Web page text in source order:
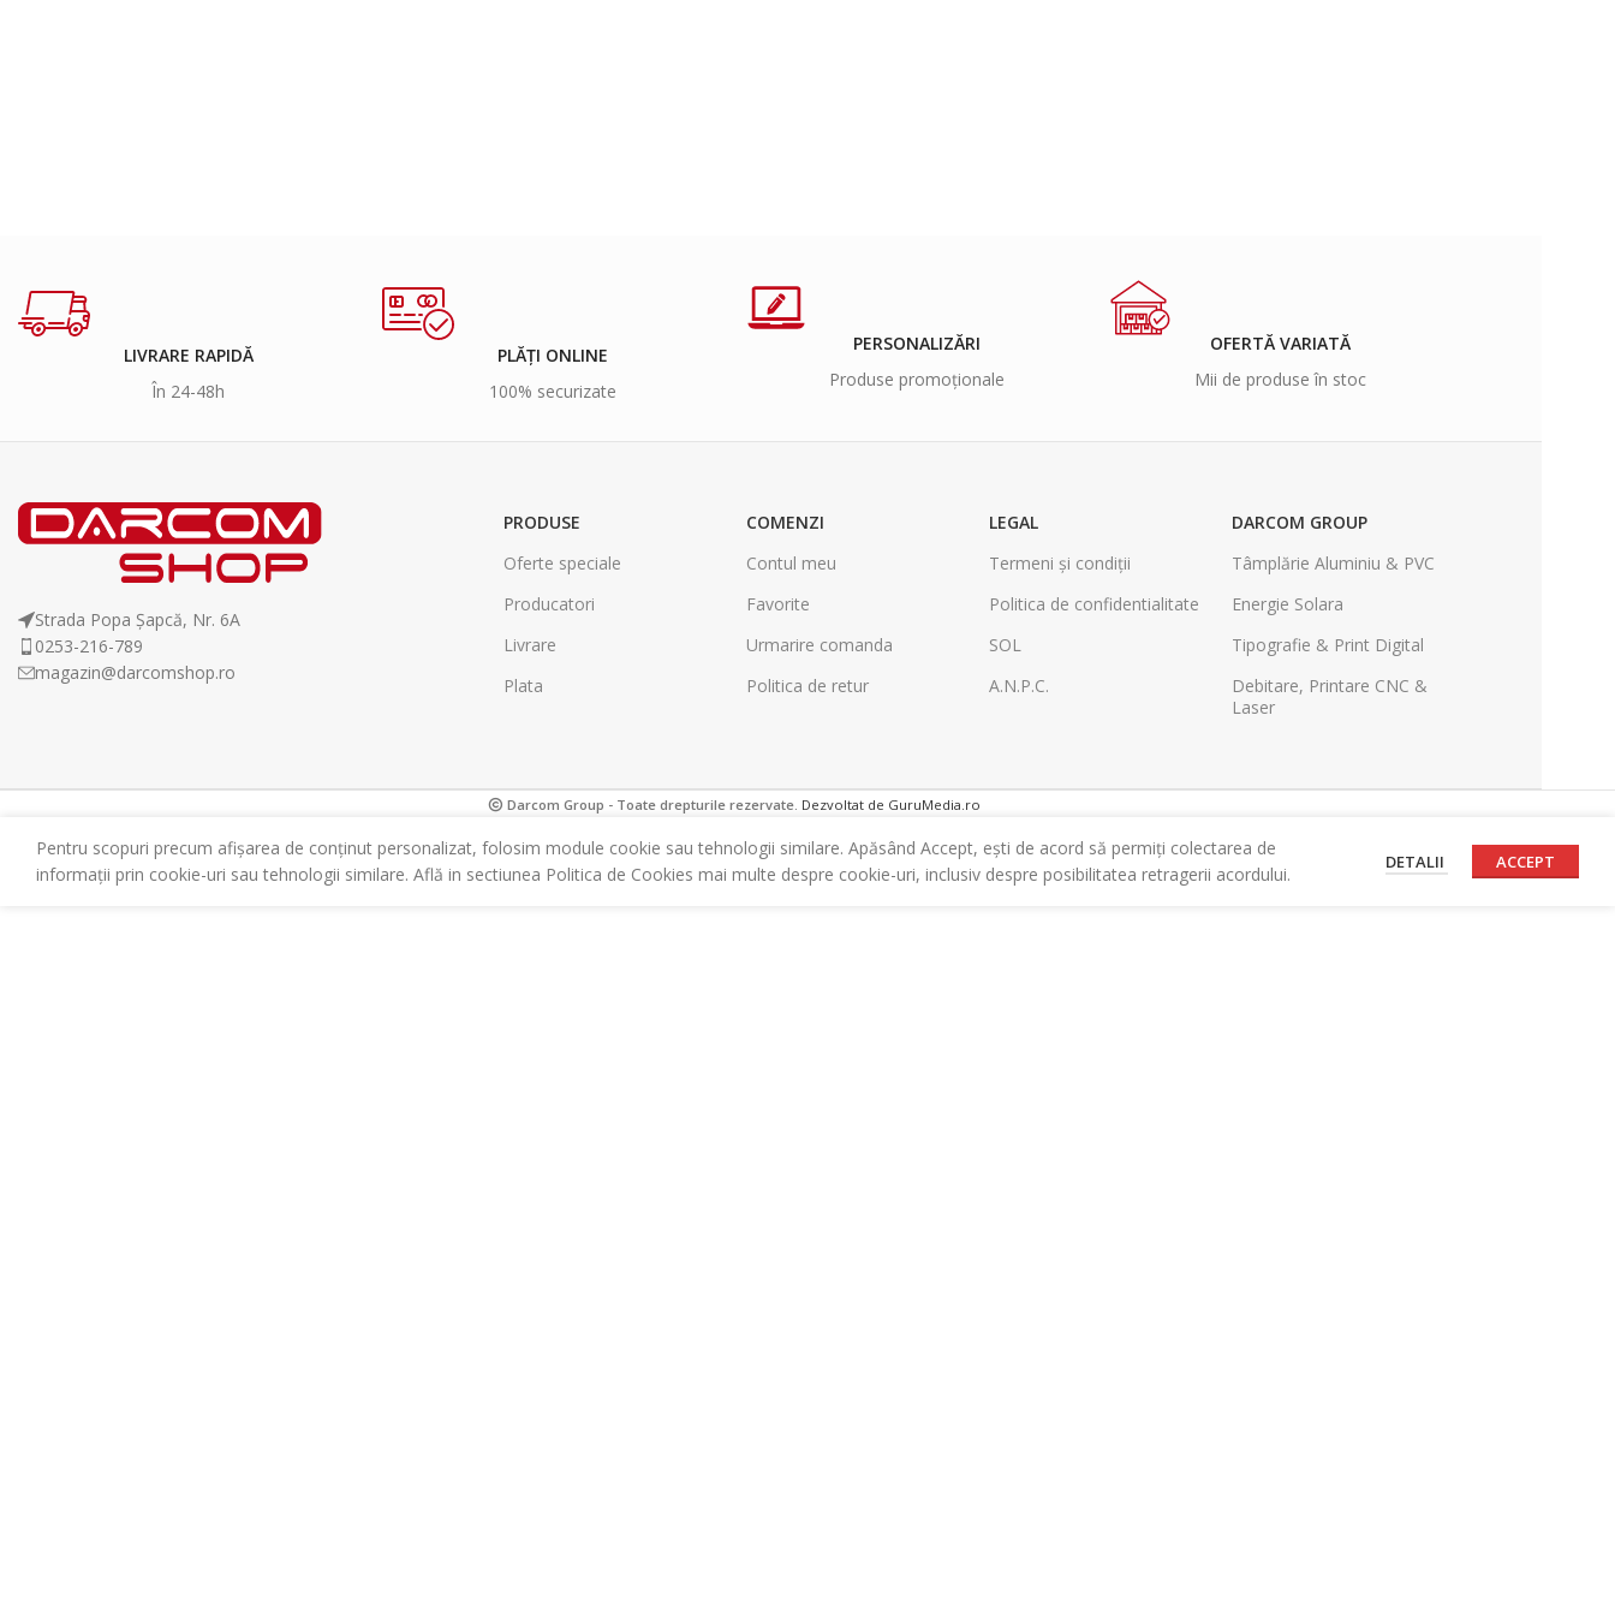
LIVRARE RAPIDĂ
În 24-48h
PLĂȚI ONLINE
100% securizate
PERSONALIZĂRI
Produse promoționale
OFERTĂ VARIATĂ
Mii de produse în stoc
Strada Popa Șapcă, Nr. 6A
0253-216-789
magazin@darcomshop.ro
PRODUSE
Oferte speciale
Producatori
Livrare
Plata
COMENZI
Contul meu
Favorite
Urmarire comanda
Politica de retur
LEGAL
Termeni și condiții
Politica de confidentialitate
SOL
A.N.P.C.
DARCOM GROUP
Tâmplărie Aluminiu & PVC
Energie Solara
Tipografie & Print Digital
Debitare, Printare CNC &
Laser
Darcom Group - Toate drepturile rezervate. Dezvoltat de GuruMedia.ro
Pentru scopuri precum afișarea de conținut personalizat, folosim module cookie sau tehnologii similare. Apăsând Accept, ești de acord să permiți colectarea de
informații prin cookie-uri sau tehnologii similare. Află in sectiunea Politica de Cookies mai multe despre cookie-uri, inclusiv despre posibilitatea retragerii acordului.
DETALII ACCEPT